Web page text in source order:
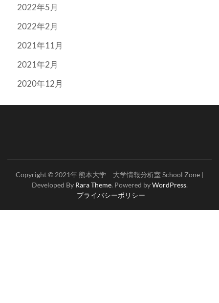
2022年5月
2022年2月
2021年11月
2021年2月
2020年12月
Copyright © 2021年 熊本大学 大学情報分析室 School Zone |
Developed By Rara Theme. Powered byWordPress.
プライバシーポリシー